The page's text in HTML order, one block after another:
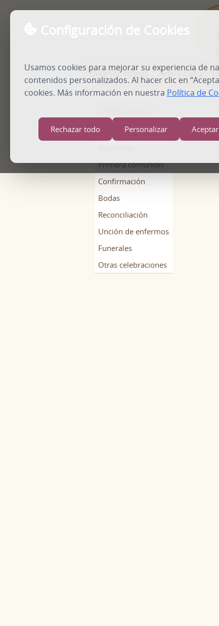
Usamos cookies para mejorar su experiencia de
contenidos personalizados. Al hacer clic en
cookies. Más información en nuestra Política de
Rechazar todo Personalizar
Quienes somos Arte y culto
Bautismo
Primera comunión
Confirmación
Bodas
Reconciliación
Unción de enfermos
Funerales
Otras celebraciones